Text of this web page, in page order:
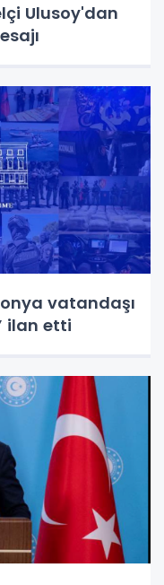
Ulusoy'dan
vatandaşı
ilan etti